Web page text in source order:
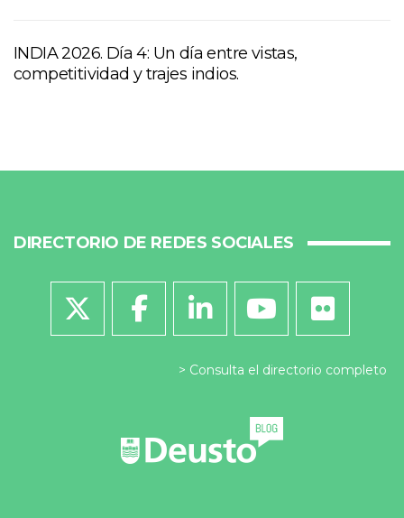
INDIA 2026. Día 4: Un día entre vistas,
competitividad y trajes indios.
DIRECTORIO DE REDES SOCIALES
Consulta el directorio completo